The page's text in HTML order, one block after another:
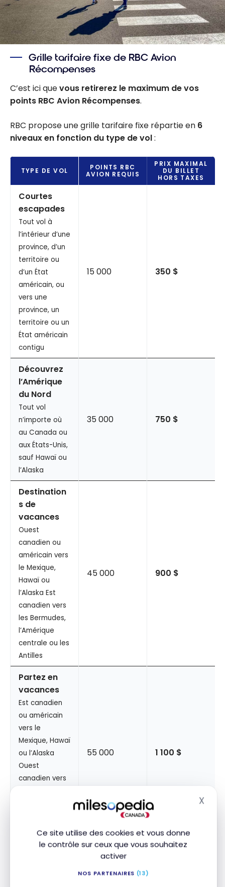
Ce site utilise des cookies et vous donne
le contrôle sur ceux que vous souhaitez
activer
NOS PARTENAIRES (13)
X
Grille tarifaire fixe de RBC Avion
Récompenses
C’est ici quevous retirerez le maximum de vos
points RBC Avion Récompenses.
RBC propose une grille tarifaire fixe répartie en 6
niveaux en fonction du type de vol:
TYPE DE VOL
POINTS RBC
AVION REQUIS
PRIX MAXIMAL
DU BILLET
HORS TAXES
Courtes
escapades
Tout vol à
l’intérieur d’une
province, d’un
territoire ou
d’un État
américain, ou
vers une
province, un
territoire ou un
État américain
contigu
15 000 350 $
Découvrez
l’Amérique
du Nord
Tout vol
n’importe où
au Canada ou
aux États-Unis,
sauf Hawaï ou
l’Alaska
35 000 750 $
Destination
s de
vacances
Ouest
canadien ou
américain vers
le Mexique,
Hawaï ou
l’Alaska Est
canadien vers
les Bermudes,
l’Amérique
centrale ou les
Antilles
45 000 900 $
Partez en
vacances
Est canadien
ou américain
vers le
Mexique, Hawaï
ou l’Alaska
Ouest
canadien vers
Antilles
55 000 1 100 $
Visitez